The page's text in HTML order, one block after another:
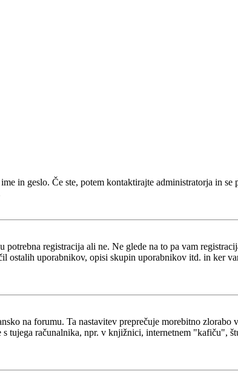
in geslo. Če ste, potem kontaktirajte administratorja in
registracija ali ne. Ne glede na to pa vam
ostalih uporabnikov, opisi skupin uporabnikov itd. in ker
na forumu. Ta nastavitev preprečuje morebitno zlorabo
tujega računalnika, npr. v knjižnici, internetnem "kafiču",